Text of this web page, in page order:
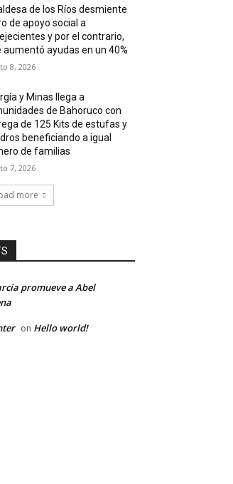
de los Ríos desmiente
de apoyo social a
y por el contrario,
aumentó ayudas en un 40%
8, 2026
y Minas llega a
de Bahoruco con
de 125 Kits de estufas y
beneficiando a igual
de familias
7, 2026
more
promueve a Abel
on Hello world!